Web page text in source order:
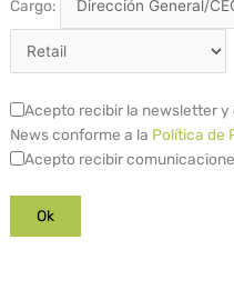
Cargo:
Acepto recibir la newsletter
News conforme a la Política de
Acepto recibir